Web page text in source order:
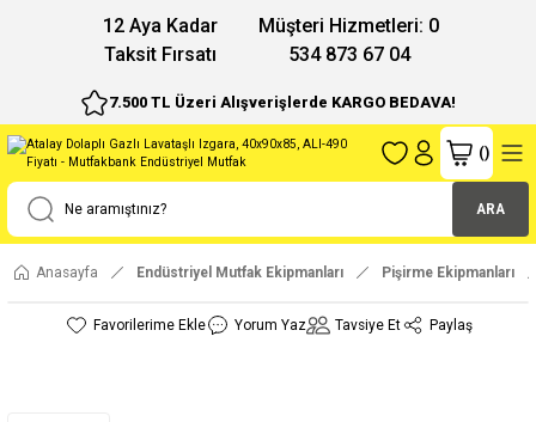
12 Aya Kadar
Taksit Fırsatı
Müşteri Hizmetleri: 0
534 873 67 04
7.500 TL Üzeri Alışverişlerde KARGO BEDAVA!
ARA
()
Anasayfa Endüstriyel Mutfak Ekipmanları Pişirme Ekipmanları
Yorum Yaz Tavsiye Et Paylaş